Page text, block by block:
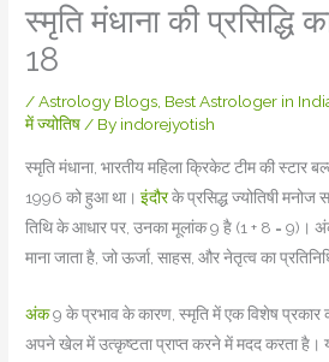
स्मृति मंधाना की प्रसिद्धि
18
/Astrology Blogs, Best Astrologer in
में ज्योतिष/ By indorejyotish
स्मृति मंधाना, भारतीय महिला क्रिकेट टीम की स्टार
1996 को हुआ था।इंदौरके प्रसिद्ध ज्योतिषी
तिथि के आधार पर, उनका मूलांक 9 है (1 + 8 = 9)।
माना जाता है, जो ऊर्जा, साहस, और नेतृत्व का
अंक9 के प्रभाव के कारण, स्मृति में एक विशेष प्रकार
अपने खेल में उत्कृष्टता प्राप्त करने में मदद करता है।